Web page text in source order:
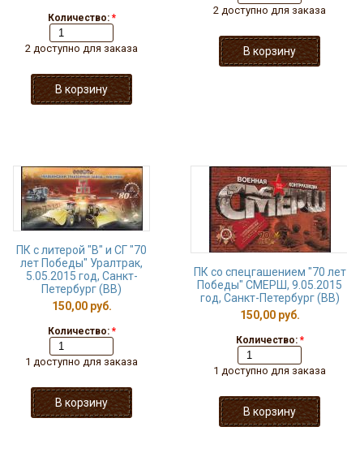
Количество: *
2 доступно для заказа
2 доступно для заказа
ПК с литерой "В" и СГ "70
лет Победы" Уралтрак,
5.05.2015 год, Санкт-
Петербург (ВВ)
150,00 руб.
Количество: *
1 доступно для заказа
ПК со спецгашением "70 лет
Победы" СМЕРШ, 9.05.2015
год, Санкт-Петербург (ВВ)
150,00 руб.
Количество: *
1 доступно для заказа